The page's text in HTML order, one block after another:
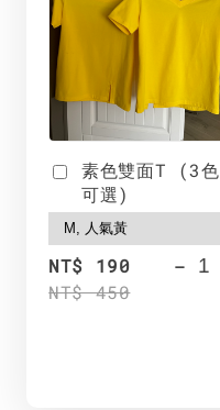
素色雙面T (3色
可選)
NT$ 190
NT$ 450
-